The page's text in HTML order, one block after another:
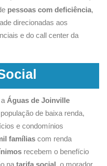
pessoas com deficiência,
direcionadas aos
e do call center da
Águas de Joinville
de baixa renda,
e condomínios
famílias com renda
recebem o benefício
na tarifa social, o morador